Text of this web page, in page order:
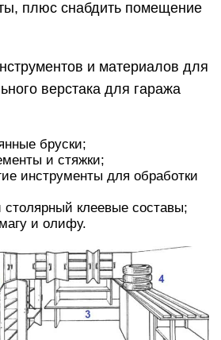
плюс снабдить помещение
и материалов для
верстака для гаража
бруски;
и стяжки;
инструменты для обработки
клеевые составы;
и олифу.